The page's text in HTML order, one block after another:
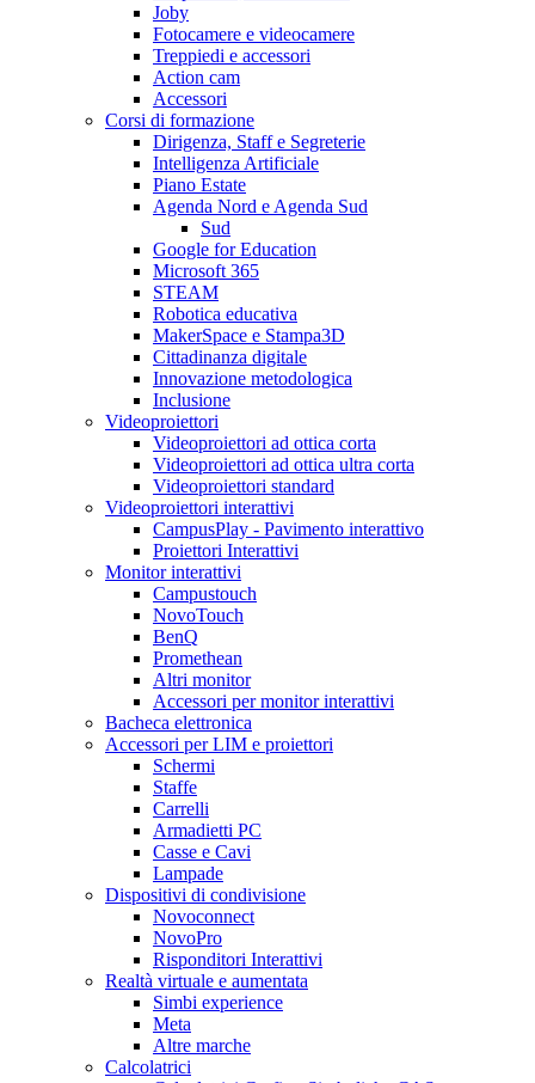
Joby
Fotocamere e videocamere
Treppiedi e accessori
Action cam
Accessori
Corsi di formazione
Dirigenza, Staff e Segreterie
Intelligenza Artificiale
Piano Estate
Agenda Nord e Agenda Sud
Sud
Google for Education
Microsoft 365
STEAM
Robotica educativa
MakerSpace e Stampa3D
Cittadinanza digitale
Innovazione metodologica
Inclusione
Videoproiettori
Videoproiettori ad ottica corta
Videoproiettori ad ottica ultra corta
Videoproiettori standard
Videoproiettori interattivi
CampusPlay - Pavimento interattivo
Proiettori Interattivi
Monitor interattivi
Campustouch
NovoTouch
BenQ
Promethean
Altri monitor
Accessori per monitor interattivi
Bacheca elettronica
Accessori per LIM e proiettori
Schermi
Staffe
Carrelli
Armadietti PC
Casse e Cavi
Lampade
Dispositivi di condivisione
Novoconnect
NovoPro
Risponditori Interattivi
Realtà virtuale e aumentata
Simbi experience
Meta
Altre marche
Calcolatrici